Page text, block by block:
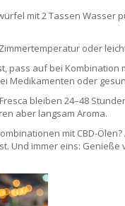
mit 2 Tassen Wasser
oder
pass auf bei
Medikamenten oder
bleiben 24–48
aber langsam Aroma.
mit CBD-
Und immer eins: Genieße